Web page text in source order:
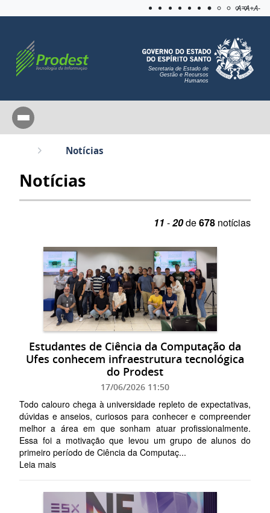
Aplicar
A=A+A-
Secretaria de Estado de
Gestão e Recursos
Humanos
Notícias
Notícias
11 -20de678 notícias
Estudantes de Ciência da Computação da
Ufes conhecem infraestrutura tecnológica
do Prodest
17/06/2026 11:50
Todo calouro chega à universidade repleto de expectativas,
dúvidas e anseios, curiosos para conhecer e compreender
melhor a área em que sonham atuar profissionalmente.
Essa foi a motivação que levou um grupo de alunos do
primeiro período de Ciência da Computaç...
Leia mais